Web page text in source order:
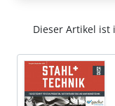
Dieser Artikel ist